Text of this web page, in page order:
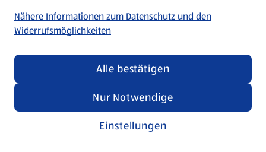
Nähere Informationen zum Datenschutz und den
Widerrufsmöglichkeiten
Einstellungen
Nur Notwendige
Alle bestätigen